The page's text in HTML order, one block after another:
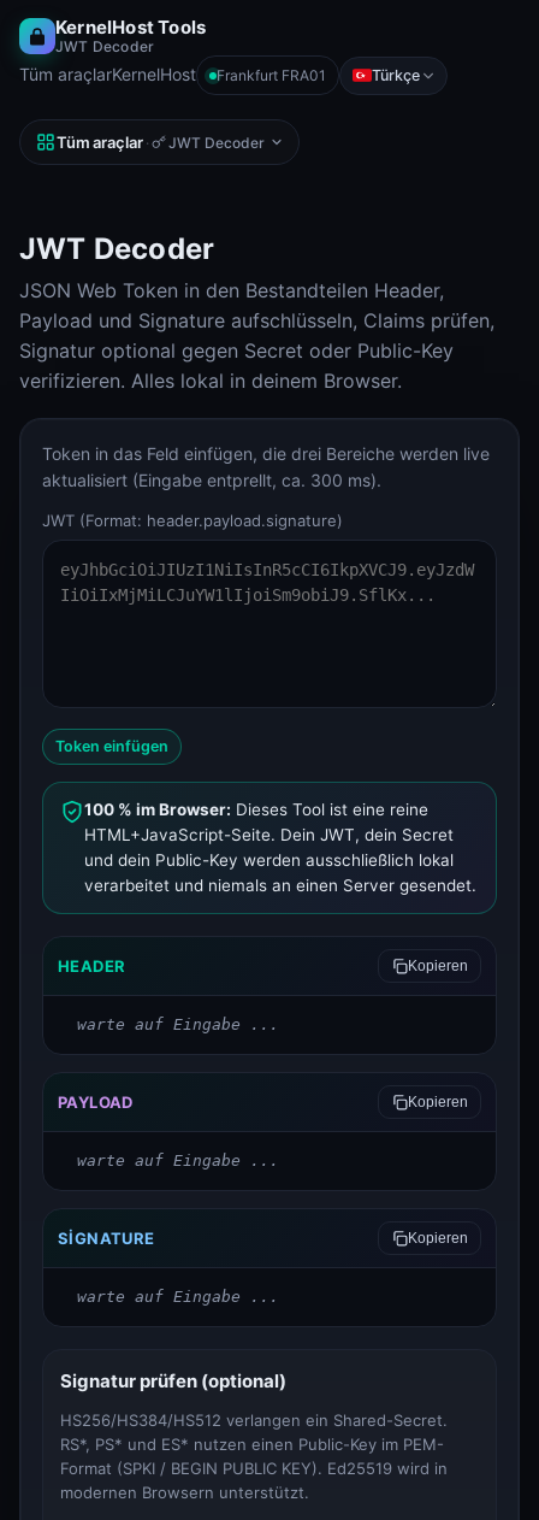
KernelHost Tools
JWT Decoder
Tüm araçlarKernelHost Frankfurt FRA01 Türkçe
Tüm araçlar · JWT Decoder
JWT Decoder
JSON Web Token in den Bestandteilen Header,
Payload und Signature aufschlüsseln, Claims prüfen,
Signatur optional gegen Secret oder Public-Key
verifizieren. Alles lokal in deinem Browser.
Token in das Feld einfügen, die drei Bereiche werden live
aktualisiert (Eingabe entprellt, ca. 300 ms).
JWT (Format: header.payload.signature)
Token einfügen
100 % im Browser: Dieses Tool ist eine reine
HTML+JavaScript-Seite. Dein JWT, dein Secret
und dein Public-Key werden ausschließlich lokal
verarbeitet und niemals an einen Server gesendet.
HEADER Kopieren
warte auf Eingabe ...
PAYLOAD Kopieren
warte auf Eingabe ...
SIGNATURE Kopieren
warte auf Eingabe ...
Signatur prüfen (optional)
HS256/HS384/HS512 verlangen ein Shared-Secret.
RS*, PS* und ES* nutzen einen Public-Key im PEM-
Format (SPKI / BEGIN PUBLIC KEY). Ed25519 wird in
modernen Browsern unterstützt.